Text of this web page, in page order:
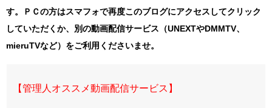
す。ＰＣの方はスマフォで再度このブログにアクセスしてクリック
していただくか、別の動画配信サービス（UNEXTやDMMTV、
mieruTVなど）をご利用くださいませ。
【管理人オススメ動画配信サービス】